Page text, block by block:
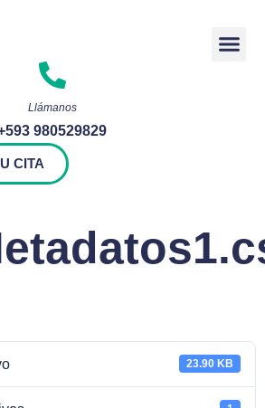
Llámanos
980529829
CITA
23.90 KB